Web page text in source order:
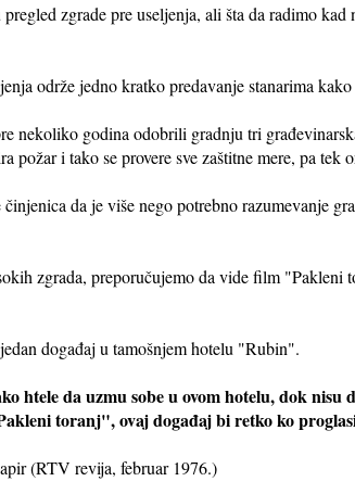
zgrade pre useljenja, ali šta da radimo
održe jedno kratko predavanje stanarima
nekoliko godina odobrili gradnju tri
požar i tako se provere sve zaštitne mere, pa tek
da je više nego potrebno razumevanje
zgrada, preporučujemo da vide film "Pakleni
događaj u tamošnjem hotelu "Rubin".
htele da uzmu sobe u ovom hotelu, dok
toranj", ovaj događaj bi retko ko
(RTV revija, februar 1976.)